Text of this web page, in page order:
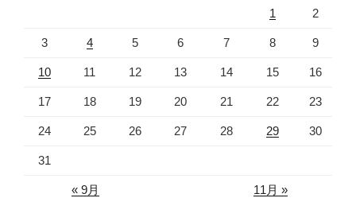
1 2
3 4 5 6 7 8 9
10 11 12 13 14 15 16
17 18 19 20 21 22 23
24 25 26 27 28 29 30
31
« 9月 11月 »